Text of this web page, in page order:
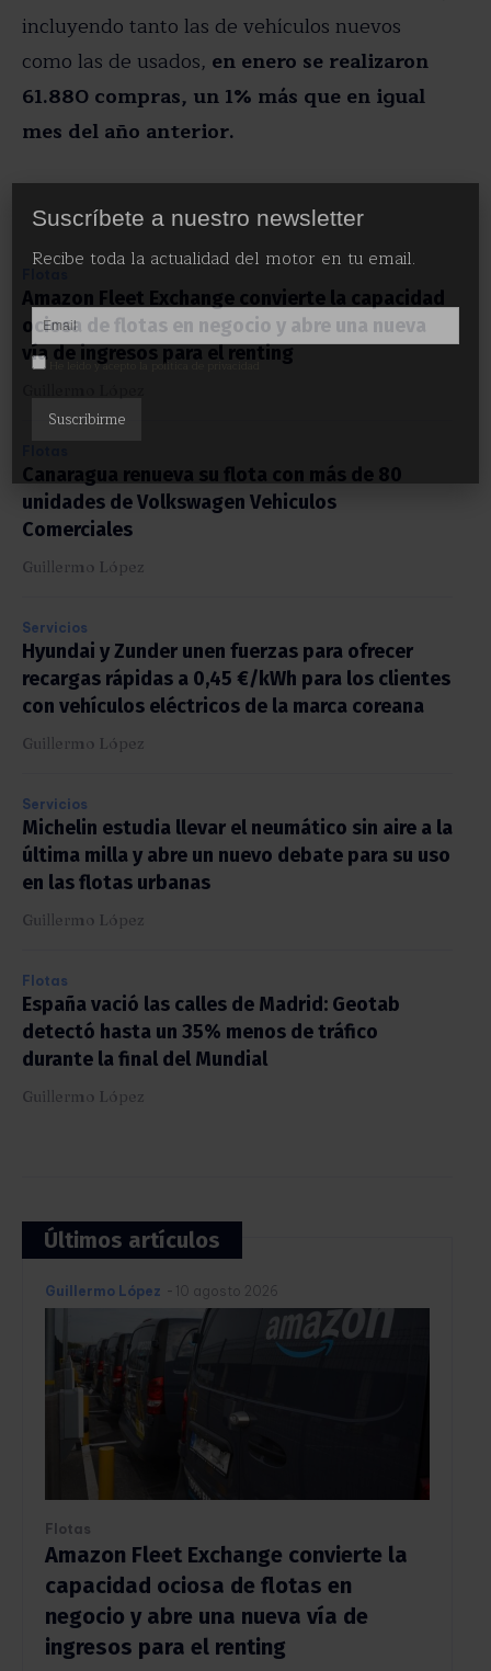
incluyendo tanto las de vehículos nuevos
como las de usados, en enero se realizaron
61.880 compras, un 1% más que en igual
mes del año anterior.
Amazon Fleet Exchange convierte la capacidad
ociosa de flotas en negocio y abre una nueva
vía de ingresos para el renting
Canaragua renueva su flota con más de 80
unidades de Volkswagen Vehiculos
Comerciales
Guillermo López
Servicios
Hyundai y Zunder unen fuerzas para ofrecer
recargas rápidas a 0,45 €/kWh para los clientes
con vehículos eléctricos de la marca coreana
Guillermo López
Servicios
Michelin estudia llevar el neumático sin aire a la
última milla y abre un nuevo debate para su uso
en las flotas urbanas
Guillermo López
Flotas
España vació las calles de Madrid: Geotab
detectó hasta un 35% menos de tráfico
durante la final del Mundial
Guillermo López
Últimos artículos
Guillermo López - 10 agosto 2026
Flotas
Amazon Fleet Exchange convierte la
capacidad ociosa de flotas en
negocio y abre una nueva vía de
ingresos para el renting
Suscríbete a nuestro newsletter
Recibe toda la actualidad del motor en tu email.
He leído y acepto la política de privacidad